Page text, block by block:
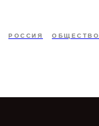
РОССИЯ ОБЩЕСТВО